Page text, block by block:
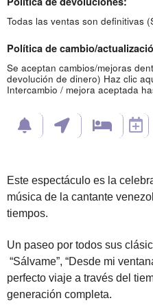
Todas las ventas son definitivas
Política de cambio/
Se aceptan cambios/mejoras
devolución de dinero) Haz clic
Intercambio / mejora aceptada
Este espectáculo es la
música de la cantante
tiempos.
Un paseo por todos sus
“Sálvame”, “Desde mi
perfecto viaje a través del
generación completa.